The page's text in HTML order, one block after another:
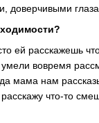
доверчивыми
ей расскажешь
вовремя
мама нам
что-то